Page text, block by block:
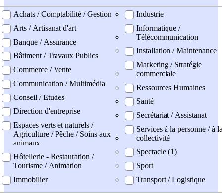
professionel
Achats / Comptabilité / Gestion
Arts / Artisanat d'art
Banque / Assurance
Bâtiment / Travaux Publics
Commerce / Vente
Communication / Multimédia
Conseil / Etudes
Direction d'entreprise
Espaces verts et naturels /
Agriculture / Pêche / Soins aux
animaux
Hôtellerie - Restauration /
Tourisme / Animation
Immobilier
Industrie
Informatique /
Télécommunication
Installation / Maintenance
Marketing / Stratégie
commerciale
Ressources Humaines
Santé
Secrétariat / Assistanat
Services à la personne / à la
collectivité
Spectacle (1)
Sport
Transport / Logistique